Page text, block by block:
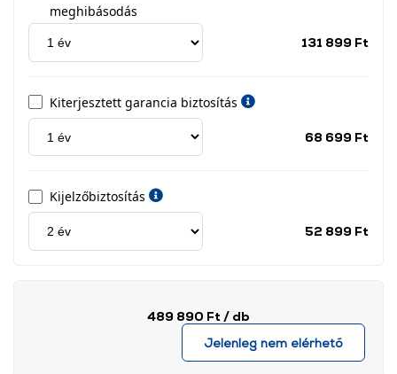
meghibásodás
131 899 Ft
Kiterjesztett garancia biztosítás
68 699 Ft
Kijelzőbiztosítás
52 899 Ft
489 890 Ft / db
Jelenleg nem elérhető